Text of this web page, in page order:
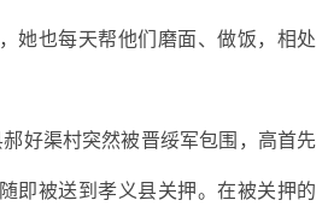
她也每天帮他们磨面、做饭，相处
郝好渠村突然被晋绥军包围，高首先
即被送到孝义县关押。在被关押的